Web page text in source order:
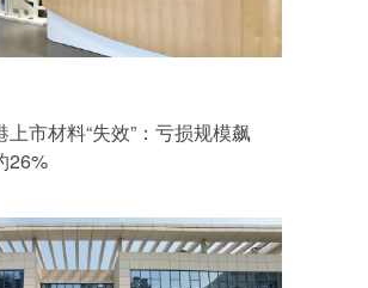
市材料“失效”：亏损规模飙
26%